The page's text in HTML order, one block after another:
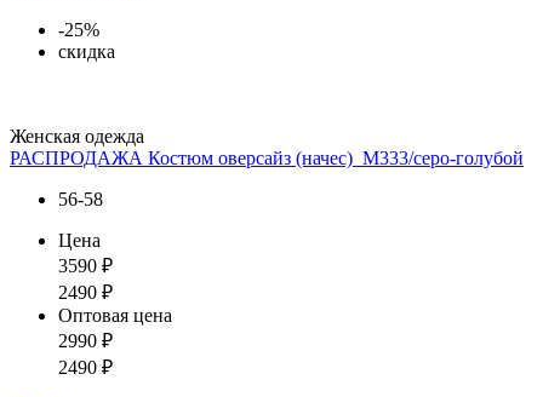
-25%
скидка
Женская одежда
РАСПРОДАЖА Костюм оверсайз (начес)_М333/серо-голубой
56-58
Цена
3590 ₽
2490 ₽
Оптовая цена
2990 ₽
2490 ₽